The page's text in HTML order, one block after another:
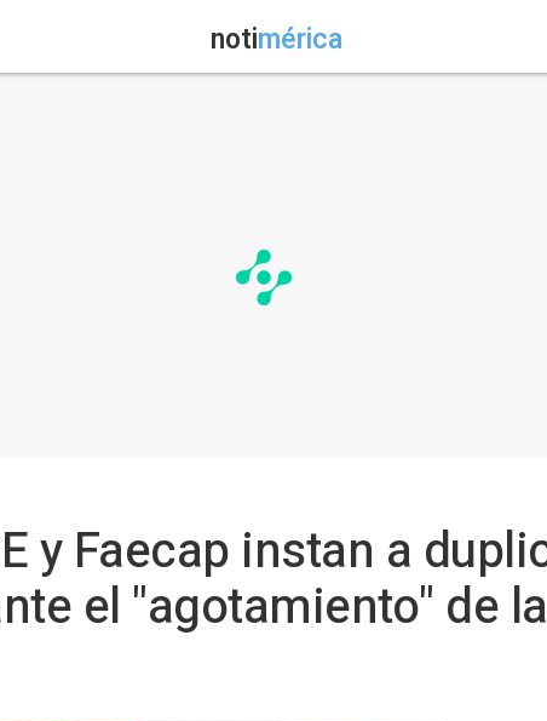
notimérica
y Faecap instan a
el "agotamiento" de